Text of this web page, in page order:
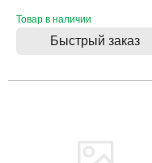
Товар в наличии
Быстрый заказ